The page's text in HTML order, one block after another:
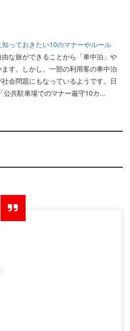
っておきたい10のマナーやルール
な旅ができることから「車中泊」や
ます。しかし、一部の利用客の車中泊
会問題にもなっているようです。日
公共駐車場でのマナー厳守10カ...